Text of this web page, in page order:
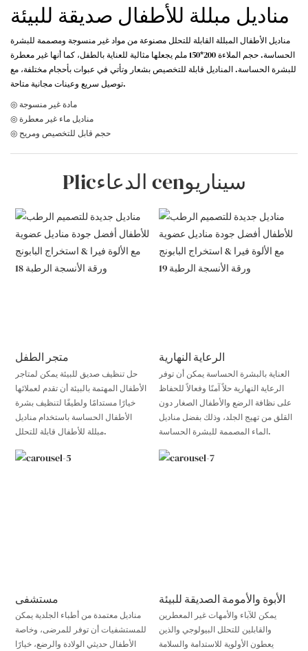
مناديل مبللة للأطفال صديقة للبيئة
مناديل الأطفال المبللة القابلة للتحلل مصنوعة من مواد غير منسوجة ومصممة للبشرة
الحساسة. حجم الملاءة 200*150 ملم يجعلها مثالية للعناية بالطفل، كما أنها غير معطرة
للبشرة الحساسة. المناديل قابلة للتخصيص بشعار وتأتي في عبوات بأحجام مختلفة، مع
توصيل سريع وعينات مجانية متاحة.
◎ مادة غير منسوجة
◎ مناديل ماء غير معطرة
◎ حجم قابل للتخصيص ومريح
Plicالدعاء cenسيناريو
متجر الطفل
حل تنظيف صديق للبيئة يمكن لمتاجر
الأطفال المهتمة بالبيئة أن تقدم لعملائها
خيارًا مستدامًا ولطيفًا لتنظيف بشرة
الأطفال الحساسة باستخدام مناديل
مبللة للأطفال قابلة للتحلل.
الرعاية النهارية
العناية بالبشرة الحساسة يمكن أن توفر
الرعاية النهارية حلاً آمنًا وفعالاً للحفاظ
على نظافة الرضع والأطفال الصغار دون
القلق من تهيج الجلد، وذلك بفضل مناديل
الماء المصممة للبشرة الحساسة.
مستشفى
مناديل معتمدة من أطباء الجلدية يمكن
للمستشفيات أن توفر للمرضى، وخاصة
الأطفال حديثي الولادة والرضع، خيارًا
الأبوة والأمومة الصديقة للبيئة
يمكن للآباء والأمهات غير المعطرين
والقابلين للتحلل البيولوجي والذين
يعطون الأولوية للاستدامة والسلامة